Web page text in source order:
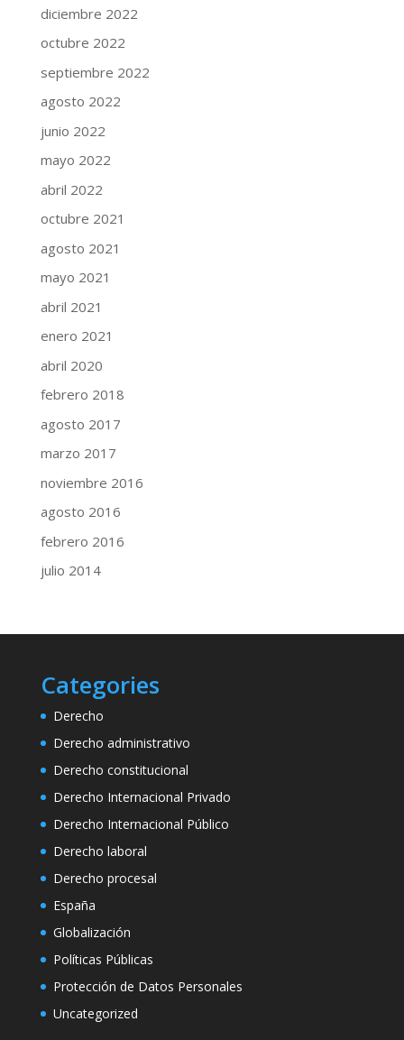
diciembre 2022
octubre 2022
septiembre 2022
agosto 2022
junio 2022
mayo 2022
abril 2022
octubre 2021
agosto 2021
mayo 2021
abril 2021
enero 2021
abril 2020
febrero 2018
agosto 2017
marzo 2017
noviembre 2016
agosto 2016
febrero 2016
julio 2014
Categories
Derecho
Derecho administrativo
Derecho constitucional
Derecho Internacional Privado
Derecho Internacional Público
Derecho laboral
Derecho procesal
España
Globalización
Políticas Públicas
Protección de Datos Personales
Uncategorized